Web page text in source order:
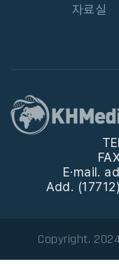
자료실
E·mail.
Add. (17712)
Copyright.